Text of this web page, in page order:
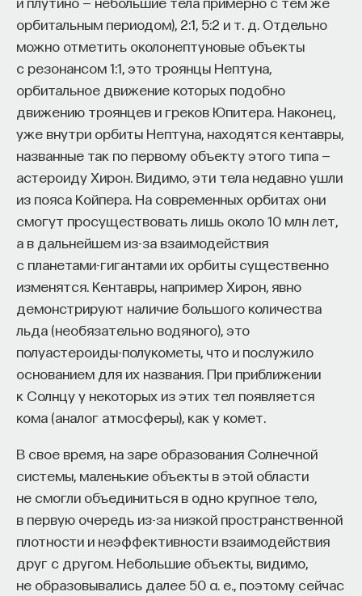
орбитальным периодом), 2:1, 5:2 и т. д. Отдельно
можно отметить околонептуновые объекты
с резонансом 1:1, это троянцы Нептуна,
орбитальное движение которых подобно
движению троянцев и греков Юпитера. Наконец,
уже внутри орбиты Нептуна, находятся кентавры,
названные так по первому объекту этого типа —
астероиду Хирон. Видимо, эти тела недавно ушли
из пояса Койпера. На современных орбитах они
смогут просуществовать лишь около 10 млн лет,
а в дальнейшем из-за взаимодействия
с планетами-гигантами их орбиты существенно
изменятся. Кентавры, например Хирон, явно
демонстрируют наличие большого количества
льда (необязательно водяного), это
полуастероиды-полукометы, что и послужило
основанием для их названия. При приближении
к Солнцу у некоторых из этих тел появляется
кома (аналог атмосферы), как у комет.
В свое время, на заре образования Солнечной
системы, маленькие объекты в этой области
не смогли объединиться в одно крупное тело,
в первую очередь из-за низкой пространственной
плотности и неэффективности взаимодействия
друг с другом. Небольшие объекты, видимо,
не образовывались далее 50 a. е., поэтому сейчас
ПАРТНЁР ПРОЕКТА
Внеси свой вклад в дело
просвещения!
ПОДДЕРЖАТЬ ПОСТНАУКУ
Разновидности
фотоэлектрических устройств
Прямое преобразование энергии можно
осуществлять разными способами — например,
с помощью плоских солнечных батарей большой
площади (flat panels), зафиксированных
на поверхности земли, крышах домов и так далее.
А можно собирать свет не фотоэлектрическими
панелями, а уже упомянутыми солнечными
концентраторами (solar concentrators) —
зеркалами или линзами. Таким образом резко
усиливается интенсивность света и уменьшается
площадь дорогостоящих полупроводниковых
преобразователей. Это так называемая
концентраторная фотовольтаика ( concentrator
photovoltaics, CPV). Сегодня этот способ
проигрывает из-за того, что стоимость плоских
панелей на основе кристаллического кремния
резко уменьшилась за последние несколько лет.
И если говорить о масштабном производстве
электроэнергии, то, безусловно, в выигрыше
способ, преобразующий энергию за счет
кремниевых батарей, которые лежат на крыше,
в поле или где-то еще. Эта тенденция
сохранится, видимо, и в ближайшем будущем.